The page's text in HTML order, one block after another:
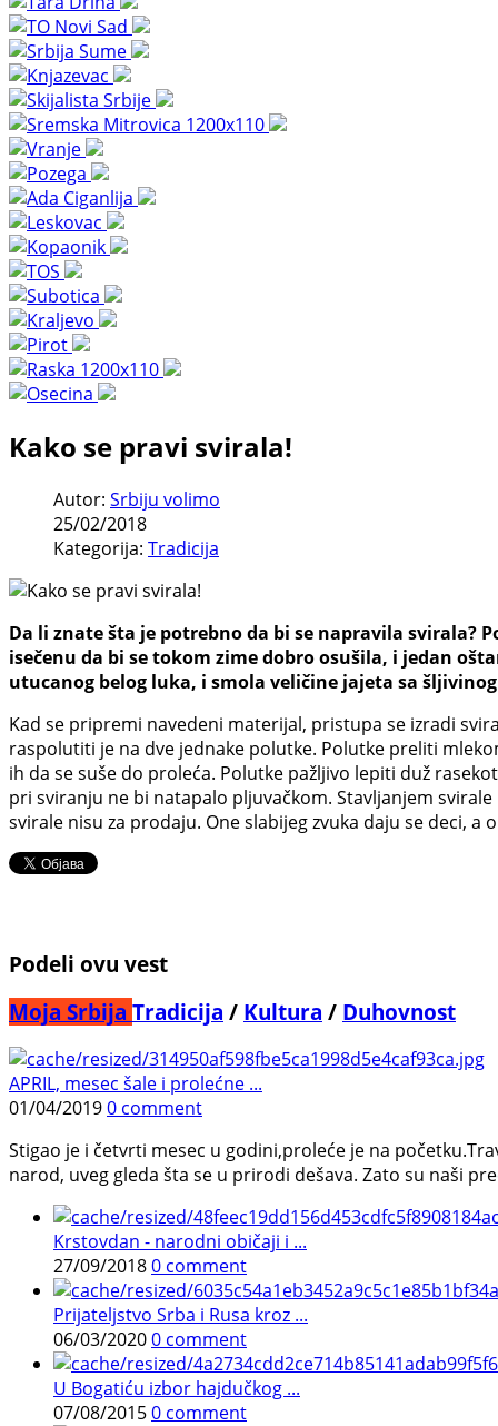
Kako se pravi svirala!
Autor: Srbiju volimo
25/02/2018
Kategorija: Tradicija
Da li znate šta je potrebno da bi se napravila svirala?
isečenu da bi se tokom zime dobro osušila, i jedan
utucanog belog luka, i smola veličine jajeta sa
Kad se pripremi navedeni materijal, pristupa se izradi
raspolutiti je na dve jednake polutke. Polutke preliti
ih da se suše do proleća. Polutke pažljivo lepiti duž
pri sviranju ne bi natapalo pljuvačkom. Stavljanjem
svirale nisu za prodaju. One slabijeg zvuka daju se deci, a
Podeli ovu vest
Moja Srbija Tradicija / Kultura / Duhovnost
APRIL, mesec šale i prolećne ...
01/04/20190 comment
Stigao je i četvrti mesec u godini,proleće je na
narod, uveg gleda šta se u prirodi dešava. Zato su naši
Krstovdan - narodni običaji i ...
27/09/20180 comment
Prijateljstvo Srba i Rusa kroz ...
06/03/20200 comment
U Bogatiću izbor hajdučkog ...
07/08/20150 comment